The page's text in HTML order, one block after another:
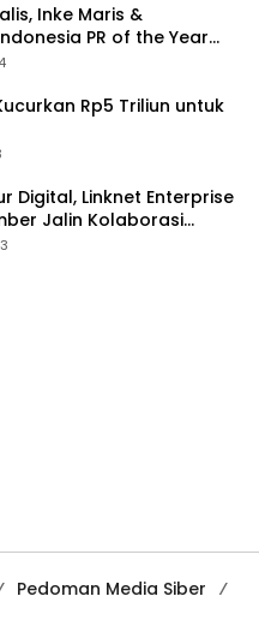
Inke Maris &
PR of the Year
Rp5 Triliun untuk
Digital, Linknet Enterprise
Jalin Kolaborasi
AI
Pedoman Media Siber